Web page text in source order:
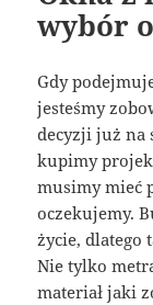
wybór
Gdy
jesteśmy
decyzji już na
kupimy
musimy mieć
oczekujemy.
życie, dlatego
Nie tylko
materiał jaki